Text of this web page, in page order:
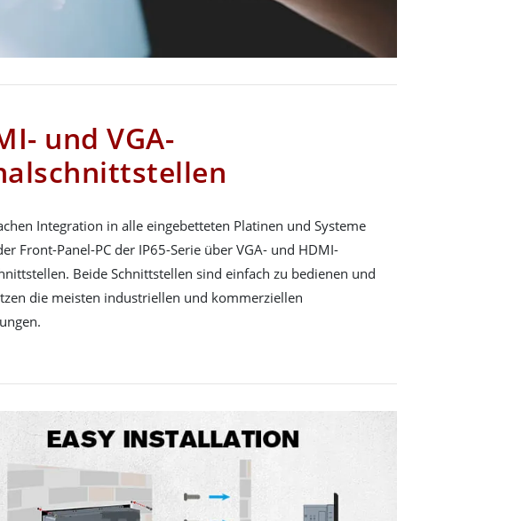
und VGA-
Integration in alle eingebetteten Platinen und Systeme
Front-Panel-PC der IP65-Serie über VGA- und HDMI-
Beide Schnittstellen sind einfach zu bedienen und
die meisten industriellen und kommerziellen